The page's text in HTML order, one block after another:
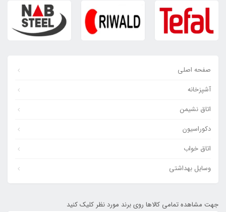
صفحه اصلی
آشپزخانه
اتاق نشیمن
دکوراسیون
اتاق خواب
وسایل بهداشتی
جهت مشاهده تمامی کالاها روی برند مورد نظر کلیک کنید